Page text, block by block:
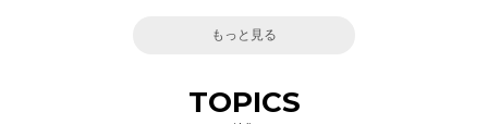
もっと見る
TOPICS